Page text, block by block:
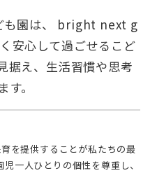
安心して過ごせるこど
据え、生活習慣や思考
一人ひとりの個性を尊重し、